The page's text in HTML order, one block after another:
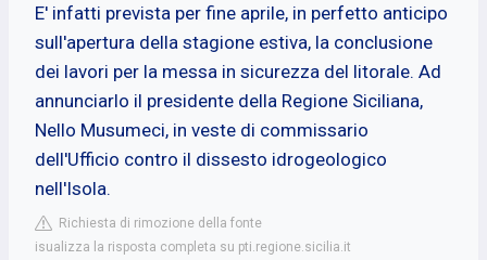
E' infatti prevista per fine aprile, in perfetto anticipo
sull'apertura della stagione estiva, la conclusione
dei lavori per la messa in sicurezza del litorale. Ad
annunciarlo il presidente della Regione Siciliana,
Nello Musumeci, in veste di commissario
dell'Ufficio contro il dissesto idrogeologico
nell'Isola.
Richiesta di rimozione della fonte
isualizza la risposta completa su pti.regione.sicilia.it